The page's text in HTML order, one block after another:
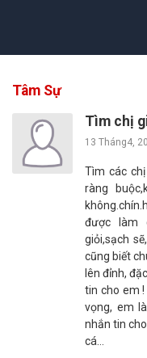
Tâm Sự
Tìm chị
13 Tháng4,
Tìm các
ràng
được làm
giỏi,sạch
cũng biết
lên đỉnh,
tin cho em
vọng, em
nhắn tin
cá…